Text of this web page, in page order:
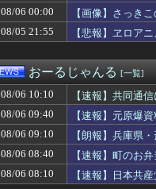
8万が12万円「とても払えず」
トメ「私ちゃんコレ知ってる
仕事を嫌々やり続けた結果w
俺「このLINE、本当にただの
兄貴と同じ会社で就職してるん
【悲報】若年男性が自信喪失
社内会議で「施術」を「せじ
【悲報】殺到する女性ファン
韓国人「青年失業率7.0%の韓
【動画】水着まんさん、波が
津田美波ちゃんのおっぱいふ
【朗報】在阪局の女子アナさ
08/06 00:00
【画像】さっき
08/05 21:55
【悲報】ヱロア
おーるじゃんる [一覧]
08/06 10:10
【速報】共同通
08/06 09:40
【速報】元原爆
い」
08/06 09:10
【朗報】兵庫県
除
08/06 08:40
【速報】町のお
08/06 08:10
【速報】日本共